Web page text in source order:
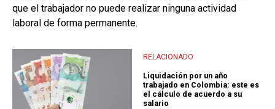
que el trabajador no puede realizar ninguna actividad
laboral de forma permanente.
RELACIONADO
Liquidación por un año
trabajado en Colombia: este es
el cálculo de acuerdo a su
salario